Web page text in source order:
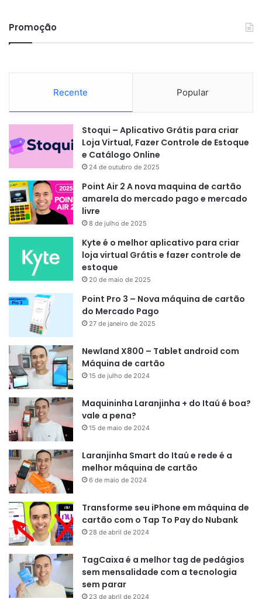
Promoção
Recente Popular
Stoqui – Aplicativo Grátis para criar
Loja Virtual, Fazer Controle de Estoque
e Catálogo Online
24 de outubro de 2025
Point Air 2 A nova maquina de cartão
amarela do mercado pago e mercado
livre
8 de julho de 2025
Kyte é o melhor aplicativo para criar
loja virtual Grátis e fazer controle de
estoque
20 de maio de 2025
Point Pro 3 – Nova máquina de cartão
do Mercado Pago
27 de janeiro de 2025
Newland X800 – Tablet android com
Máquina de cartão
15 de julho de 2024
Maquininha Laranjinha + do Itaú é boa?
vale a pena?
15 de maio de 2024
Laranjinha Smart do Itaú e rede é a
melhor máquina de cartão
6 de maio de 2024
Transforme seu iPhone em máquina de
cartão com o Tap To Pay do Nubank
28 de abril de 2024
TagCaixa é a melhor tag de pedágios
sem mensalidade com a tecnologia
sem parar
23 de abril de 2024